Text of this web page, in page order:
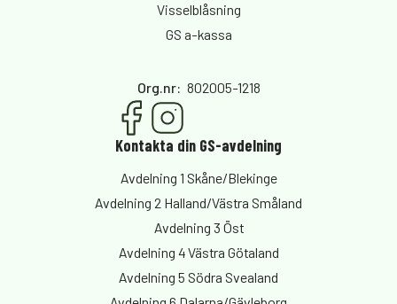
Visselblåsning
GS a-kassa
Org.nr: 802005-1218
Kontakta din GS-avdelning
Avdelning 1 Skåne/Blekinge
Avdelning 2 Halland/Västra Småland
Avdelning 3 Öst
Avdelning 4 Västra Götaland
Avdelning 5 Södra Svealand